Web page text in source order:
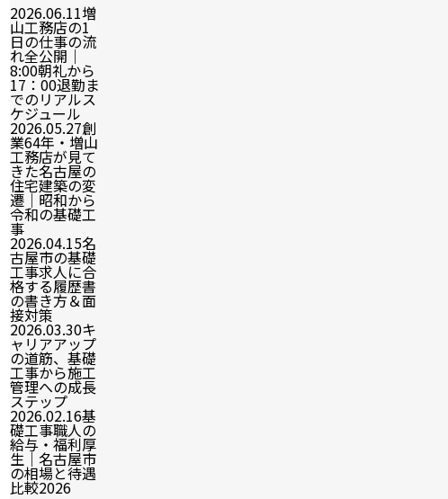
2026.06.11増
山工務店の1
日の仕事の流
れ全公開｜
8:00朝礼から
17：00退勤ま
でのリアルス
ケジュール
2026.05.27創
業64年・増山
工務店が見て
きた名古屋の
住宅建築の変
遷｜昭和から
令和の基礎工
事
2026.04.15名
古屋市の基礎
工事求人に合
格する履歴書
の書き方＆面
接対策
2026.03.30キ
ャリアアップ
の道筋、基礎
工事から施工
管理への成長
ステップ
2026.02.16基
礎工事職人の
給与・福利厚
生｜名古屋市
の相場と待遇
比較2026